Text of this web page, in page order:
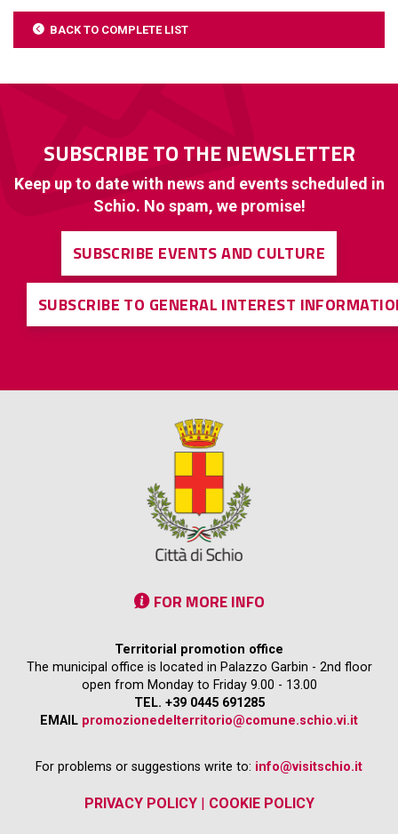
BACK TO COMPLETE LIST
SUBSCRIBE TO THE NEWSLETTER
Keep up to date with news and events scheduled in
Schio. No spam, we promise!
SUBSCRIBE EVENTS AND CULTURE
SUBSCRIBE TO GENERAL INTEREST
FOR MORE INFO
Territorial promotion office
The municipal office is located in Palazzo Garbin - 2nd floor
open from Monday to Friday 9.00 - 13.00
TEL. +39 0445 691285
EMAIL promozionedelterritorio@comune.schio.vi.it
For problems or suggestions write to: info@visitschio.it
PRIVACY POLICY| COOKIE POLICY